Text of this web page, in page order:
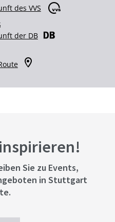
des VVS
der DB
Sie zu Events,
in Stuttgart